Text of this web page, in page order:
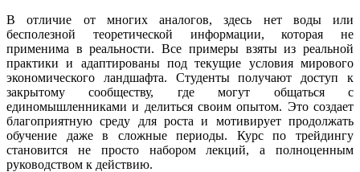
В отличие от многих аналогов, здесь нет воды или
бесполезной теоретической информации, которая не
применима в реальности. Все примеры взяты из реальной
практики и адаптированы под текущие условия мирового
экономического ландшафта. Студенты получают доступ к
закрытому сообществу, где могут общаться с
единомышленниками и делиться своим опытом. Это создает
благоприятную среду для роста и мотивирует продолжать
обучение даже в сложные периоды. Курс по трейдингу
становится не просто набором лекций, а полноценным
руководством к действию.